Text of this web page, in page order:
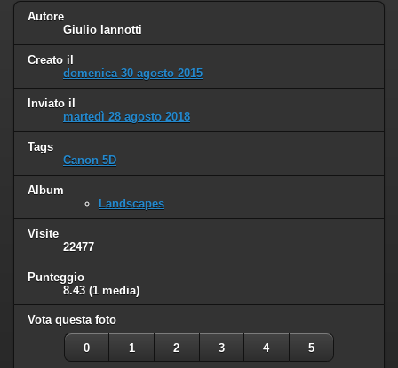
Autore
Giulio Iannotti
Creato il
domenica 30 agosto 2015
Inviato il
martedì 28 agosto 2018
Tags
Canon 5D
Album
Landscapes
Visite
22477
Punteggio
8.43 (1 media)
Vota questa foto
0 1 2 3 4 5